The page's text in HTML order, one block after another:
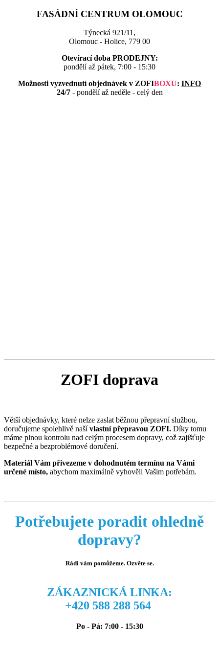
FASÁDNÍ CENTRUM OLOMOUC
Týnecká 921/11,
Olomouc - Holice, 779 00
Otevírací doba PRODEJNY:
pondělí až pátek, 7:00 - 15:30
Možnosti vyzvednutí objednávek v ZOFIBOXU: INFO
24/7 - pondělí až neděle - celý den
ZOFI doprava
Větší objednávky, které nelze zaslat běžnou přepravní službou,
doručujeme spolehlivě našívlastní přepravou ZOFI. Díky tomu
máme plnou kontrolu nad celým procesem dopravy, což zajišťuje
bezpečné a bezproblémové doručení.
Materiál Vám přivezeme v dohodnutém termínu na Vámi
určené místo, abychom maximálně vyhověli Vašim potřebám.
Potřebujete poradit ohledně
dopravy?
Rádi vám pomůžeme. Ozvěte se.
ZÁKAZNICKÁ LINKA:
+420 588 288 564
Po - Pá: 7:00 - 15:30